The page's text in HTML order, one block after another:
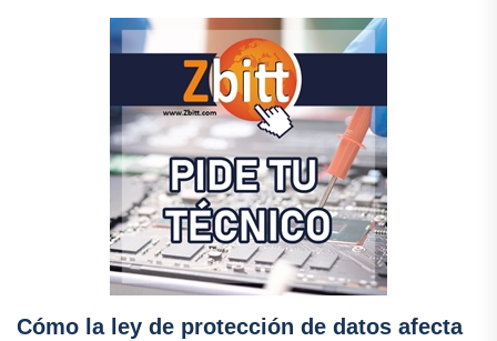
Cómo la ley de protección de datos afecta